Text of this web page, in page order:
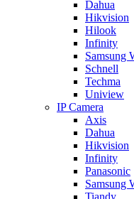
Dahua
Hikvision
Hilook
Infinity
Samsung
Schnell
Techma
Uniview
IP Camera
Axis
Dahua
Hikvision
Infinity
Panasonic
Samsung
Tiandy